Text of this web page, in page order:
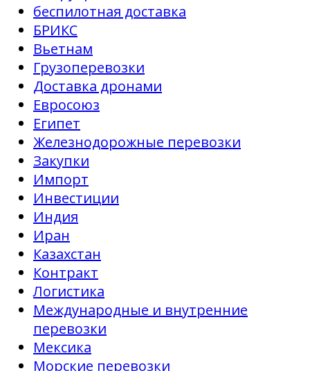
беспилотная доставка
БРИКС
Вьетнам
Грузоперевозки
Доставка дронами
Евросоюз
Египет
Железнодорожные перевозки
Закупки
Импорт
Инвестиции
Индия
Иран
Казахстан
Контракт
Логистика
Международные и внутренние
перевозки
Мексика
Морские перевозки